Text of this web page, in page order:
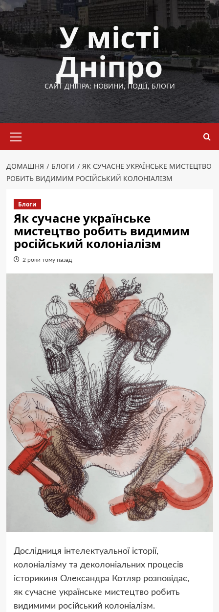
Перейти
до
вмісту
У місті
Дніпро
САЙТ ДНІПРА: НОВИНИ, ПОДІЇ, БЛОГИ
меню
ДОМАШНЯ БЛОГИ
ЯК СУЧАСНЕ УКРАЇНСЬКЕ МИСТЕЦТВО
РОБИТЬ ВИДИМИМ РОСІЙСЬКИЙ КОЛОНІАЛІЗМ
Блоги
Як сучасне українське
мистецтво робить видимим
російський колоніалізм
2 роки тому назад
Дослідниця інтелектуальної історії,
колоніалізму та деколоніальних процесів
історикиня Олександра Котляр розповідає,
як сучасне українське мистецтво робить
видимими російський колоніалізм.